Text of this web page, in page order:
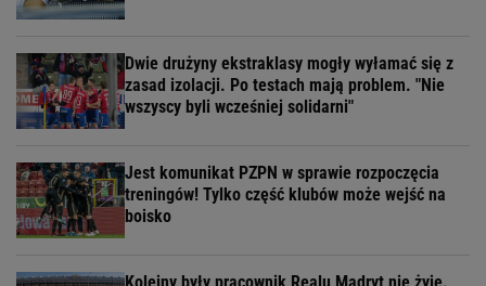
Dwie drużyny ekstraklasy mogły wyłamać się z
zasad izolacji. Po testach mają problem. "Nie
wszyscy byli wcześniej solidarni"
Jest komunikat PZPN w sprawie rozpoczęcia
treningów! Tylko część klubów może wejść na
boisko